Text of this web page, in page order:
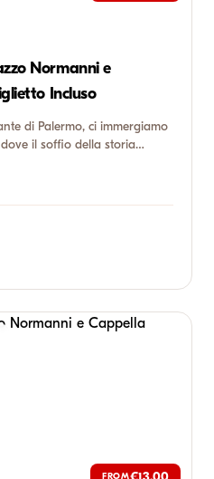
Normanni e
Incluso
di Palermo, ci immergiamo
il soffio della storia
FROM